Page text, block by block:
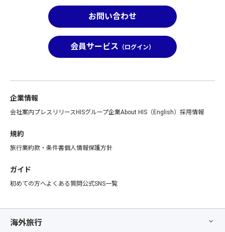
お問い合わせ
会員サービス （ログイン）
企業情報
会社案内プレスリリース HISグループ企業About HIS（English） 採用情報
規約
旅行業約款・条件書個人情報保護方針
ガイド
初めての方へよくある質問公式SNS一覧
海外旅行